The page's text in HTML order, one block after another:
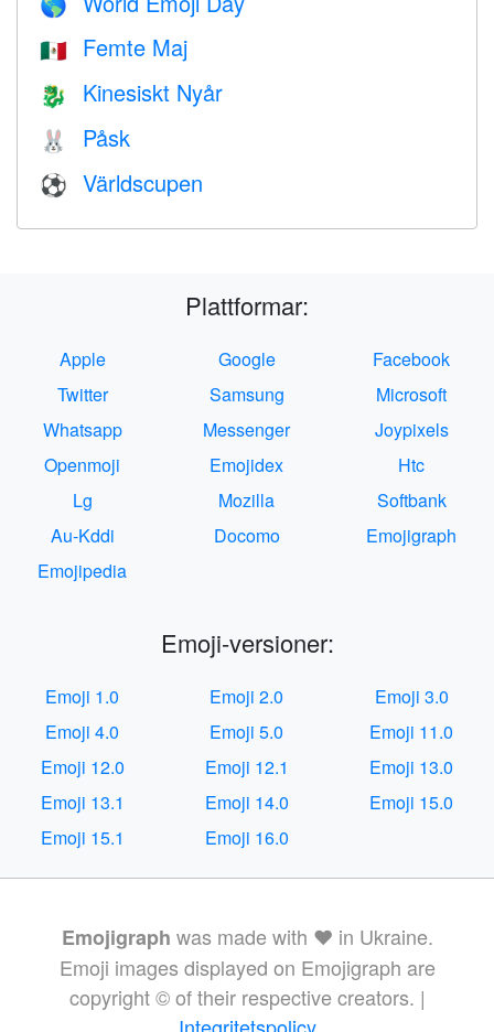
🌎
🇲🇽 Femte Maj
🐉 Kinesiskt Nyår
🐰 Påsk
⚽ Världscupen
Plattformar:
Apple Google
Facebook
Twitter
Samsung
Microsoft
Whatsapp
Messenger
Joypixels
Openmoji
Emojidex
Htc
Lg
Mozilla
Softbank
Au-Kddi
Docomo
Emojigraph
Emojipedia
Emoji-versioner:
Emoji 1.0 Emoji 2.0
Emoji 3.0
Emoji 4.0
Emoji 5.0
Emoji 11.0
Emoji 12.0
Emoji 12.1
Emoji 13.0
Emoji 13.1
Emoji 14.0
Emoji 15.0
Emoji 15.1
Emoji 16.0
Emojigraph was made with ❤️ in Ukraine.
Emoji images displayed on Emojigraph are
copyright © of their respective creators. |